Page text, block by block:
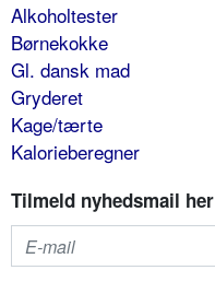
Alkoholtester
Børnekokke
Gl. dansk mad
Gryderet
Kage/tærte
Kalorieberegner
Tilmeld nyhedsmail her